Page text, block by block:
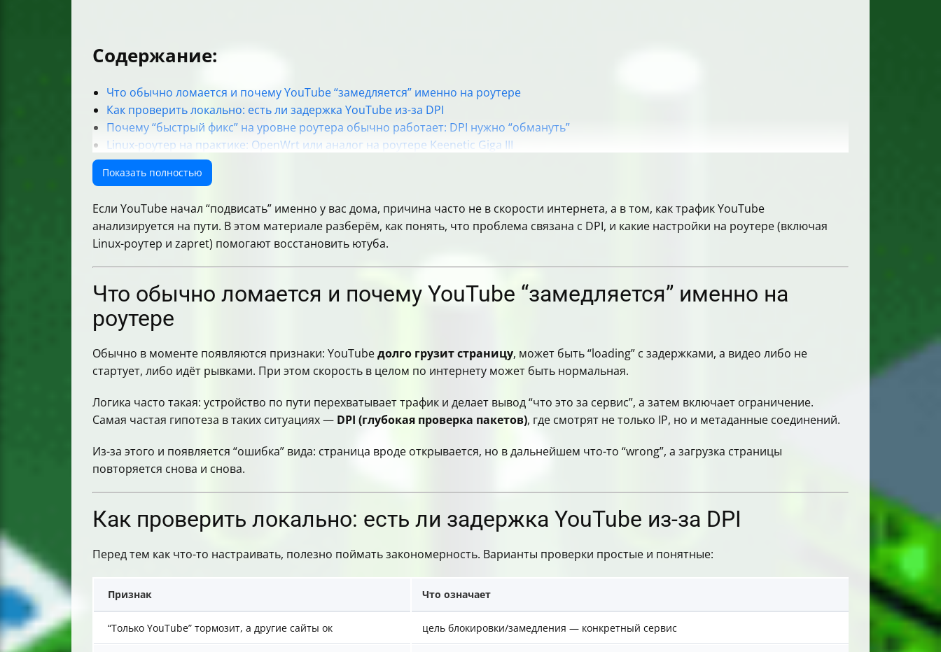
Содержание:
Что обычно ломается и почему YouTube “замедляется” именно на роутерe
Как проверить локально: есть ли задержка YouTube из-за DPI
Почему “быстрый фикс” на уровне роутера обычно работает: DPI нужно “обмануть”
Linux-роутер на практике: OpenWrt или аналог на роутере Keenetic Giga III
zapret: как включить обработку трафика YouTube на роутере (общая схема)
iptables: минимально нужный принцип перенаправления на tpws
Какие домены добавить в zapret-hosts-user.txt для YouTube-цепочки
Оптимальные параметры конфигурации: где обычно “тонко” и что пробовать в первую очередь
Как перезапустить zapret после изменения конфигурации
Как проверить, что ускорение/обход YouTube после настройки реально работает
Если не работает на телевизорах: где искать решение
Частые проблемы по провайдерам: Ростелеком и Farline
QUIC: что делать, если YouTube упирается именно в QUIC
Если всё сломалось: что делать, когда ни один конфиг zapret не работает
Если хочется ещё один подход: MikroTik и перенаправление YouTube через VPN
Будущее: какие варианты обхода могут появиться дальше
Короткий вывод: что делать, если вам нужно, чтобы YouTube работал дома на Ростелеком
Показать полностью
Если YouTube начал “подвисать” именно у вас дома, причина часто не в скорости интернета, а в том, как трафик YouTube
анализируется на пути. В этом материале разберём, как понять, что проблема связана с DPI, и какие настройки на роутере (включая
Linux-роутер и zapret) помогают восстановить ютуба.
Что обычно ломается и почему YouTube “замедляется” именно на
роутерe
Обычно в моменте появляются признаки: YouTubeдолго грузит страницу, может быть “loading” с задержками, а видео либо не
стартует, либо идёт рывками. При этом скорость в целом по интернету может быть нормальная.
Логика часто такая: устройство по пути перехватывает трафик и делает вывод “что это за сервис”, а затем включает ограничение.
Самая частая гипотеза в таких ситуациях — DPI (глубокая проверка пакетов), где смотрят не только IP, но и метаданные соединений.
Из-за этого и появляется “ошибка” вида: страница вроде открывается, но в дальнейшем что-то “wrong”, а загрузка страницы
повторяется снова и снова.
Как проверить локально: есть ли задержка YouTube из-за DPI
Перед тем как что-то настраивать, полезно поймать закономерность. Варианты проверки простые и понятные:
Признак Что означает Как
“Только YouTube” тормозит, а другие сайты ок цель блокировки/замедления — конкретный сервис открыть